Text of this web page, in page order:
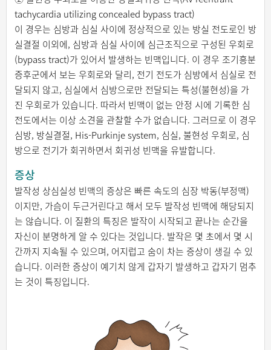
tachycardia utilizing concealed bypass tract)
이 경우는 심방과 심실 사이에 정상적으로 있는 방실 전도로인 방
실결절 이외에, 심방과 심실 사이에 심근조직으로 구성된 우회로
(bypass tract)가 있어서 발생하는 빈맥입니다. 이 경우 조기흥분
증후군에서 보는 우회로와 달리, 전기 전도가 심방에서 심실로 전
달되지 않고, 심실에서 심방으로만 전달되는 특성(불현성)을 가
진 우회로가 있습니다. 따라서 빈맥이 없는 안정 시에 기록한 심
전도에서는 이상 소견을 관찰할 수가 없습니다. 그러므로 이 경우
심방, 방실결절, His-Purkinje system, 심실, 불현성 우회로, 심
방으로 전기가 회귀하면서 회귀성 빈맥을 유발합니다.
증상
발작성 상심실성 빈맥의 증상은 빠른 속도의 심장 박동(부정맥)
이지만, 가슴이 두근거린다고 해서 모두 발작성 빈맥에 해당되지
는 않습니다. 이 질환의 특징은 발작이 시작되고 끝나는 순간을
자신이 분명하게 알 수 있다는 것입니다. 발작은 몇 초에서 몇 시
간까지 지속될 수 있으며, 어지럽고 숨이 차는 증상이 생길 수 있
습니다. 이러한 증상이 예기치 않게 갑자기 발생하고 갑자기 멈추
는 것이 특징입니다.